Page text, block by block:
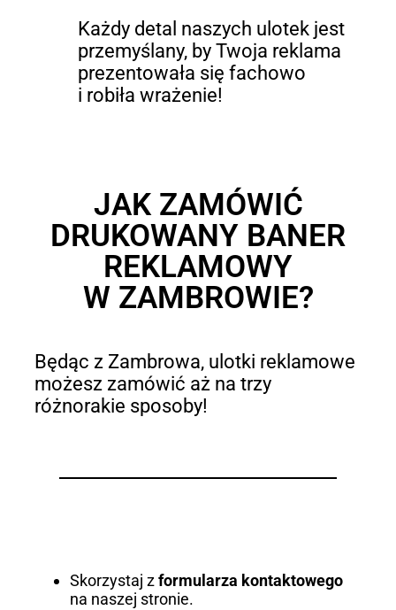
Każdy detal naszych ulotek jest
przemyślany, by Twoja reklama
prezentowała się fachowo
i robiła wrażenie!
JAK ZAMÓWIĆ
DRUKOWANY BANER
REKLAMOWY
W ZAMBROWIE?
Będąc z Zambrowa, ulotki reklamowe
możesz zamówić aż na trzy
różnorakie sposoby!
Skorzystaj zformularza kontaktowego
na naszej stronie.